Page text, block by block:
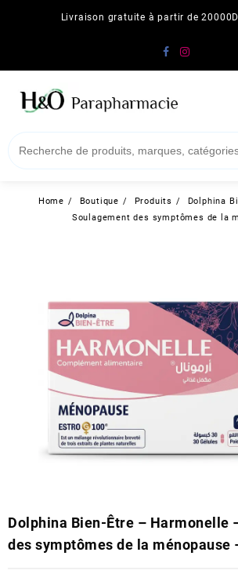
Livraison gratuite à partir de
Home Boutique Produits
Dolphina
Soulagement des symptômes de la
Dolphina Bien-Être – Harmonelle
des symptômes de la ménopause